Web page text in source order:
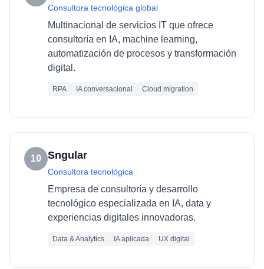
Consultora tecnológica global
Multinacional de servicios IT que ofrece
consultoría en IA, machine learning,
automatización de procesos y transformación
digital.
RPA IA conversacional Cloud migration
10 Sngular
Consultora tecnológica
Empresa de consultoría y desarrollo
tecnológico especializada en IA, data y
experiencias digitales innovadoras.
Data & Analytics IA aplicada UX digital